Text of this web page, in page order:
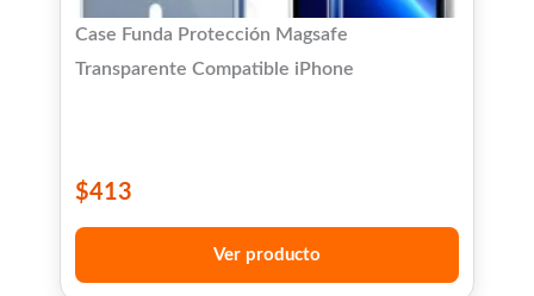
Case Funda Protección Magsafe
Transparente Compatible iPhone
$413
Ver producto